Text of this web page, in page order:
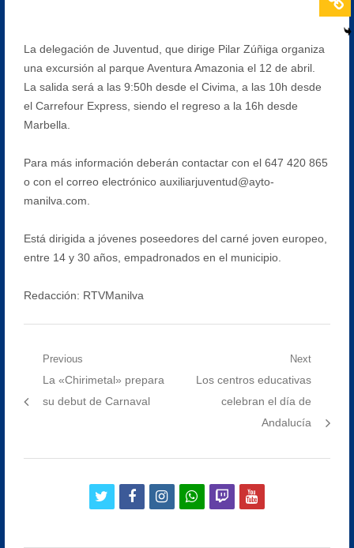
La delegación de Juventud, que dirige Pilar Zúñiga organiza
una excursión al parque Aventura Amazonia el 12 de abril.
La salida será a las 9:50h desde el Civima, a las 10h desde
el Carrefour Express, siendo el regreso a la 16h desde
Marbella.
Para más información deberán contactar con el 647 420 865
o con el correo electrónico auxiliarjuventud@ayto-
manilva.com.
Está dirigida a jóvenes poseedores del carné joven europeo,
entre 14 y 30 años, empadronados en el municipio.
Redacción: RTVManilva
Navegación
Previous
Previous
post:
La «Chirimetal» prepara
su debut de Carnaval
Next
Next
Los centros educativas
celebran el día de
Andalucía
twitterfacebookinstagramwhatsapp
twitchyoutube